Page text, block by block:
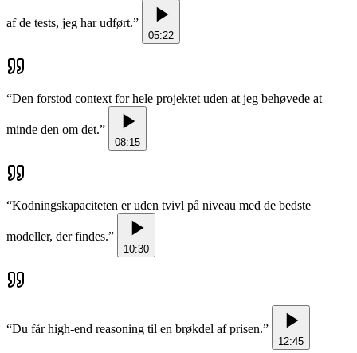
af de tests, jeg har udført.”
05:22
“Den forstod context for hele projektet uden at jeg behøvede at
minde den om det.”
08:15
“Kodningskapaciteten er uden tvivl på niveau med de bedste
modeller, der findes.”
10:30
“Du får high-end reasoning til en brøkdel af prisen.”
12:45